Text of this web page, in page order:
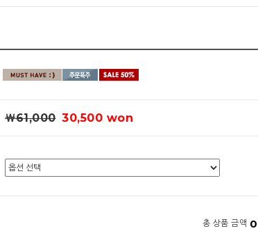
￦61,000 30,500 won
총 상품 금액 0